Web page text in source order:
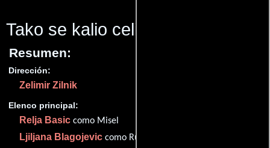
Tako se kalio celik
Resumen:
Dirección:
Zelimir Zilnik
Elenco principal:
Relja Basic como Misel
Ljiljana Blagojevic como Ruza